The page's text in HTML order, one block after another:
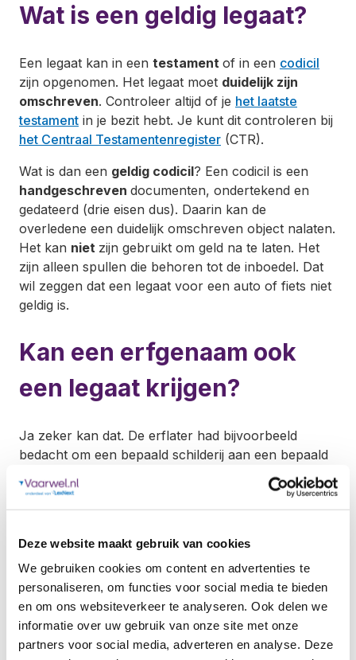
Deze website maakt gebruik van cookies
We gebruiken cookies om content en advertenties te
personaliseren, om functies voor social media te bieden
en om ons websiteverkeer te analyseren. Ook delen we
informatie over uw gebruik van onze site met onze
partners voor social media, adverteren en analyse. Deze
Wat is een geldig legaat?
Een legaat kan in een testament of in een codicil
zijn opgenomen. Het legaat moet duidelijk zijn
omschreven. Controleer altijd of je het laatste
testament in je bezit hebt. Je kunt dit controleren bij
het Centraal Testamentenregister (CTR).
Wat is dan een geldig codicil? Een codicil is een
handgeschreven documenten, ondertekend en
gedateerd (drie eisen dus). Daarin kan de
overledene een duidelijk omschreven object nalaten.
Het kan niet zijn gebruikt om geld na te laten. Het
zijn alleen spullen die behoren tot de inboedel. Dat
wil zeggen dat een legaat voor een auto of fiets niet
geldig is.
Kan een erfgenaam ook
een legaat krijgen?
Ja zeker kan dat. De erflater had bijvoorbeeld
bedacht om een bepaald schilderij aan een bepaald
via een legaat
in een
testament of in een codicil. Let bij de afhandeling van
de erfenis op dat het legaat niet ten koste van het
bepalen. Dan moet de waarde van het eerder
genoemde schilderij wel van het erfdeel
afgetrokken. Als dat het geval is, staat dat in het
testament beschreven.